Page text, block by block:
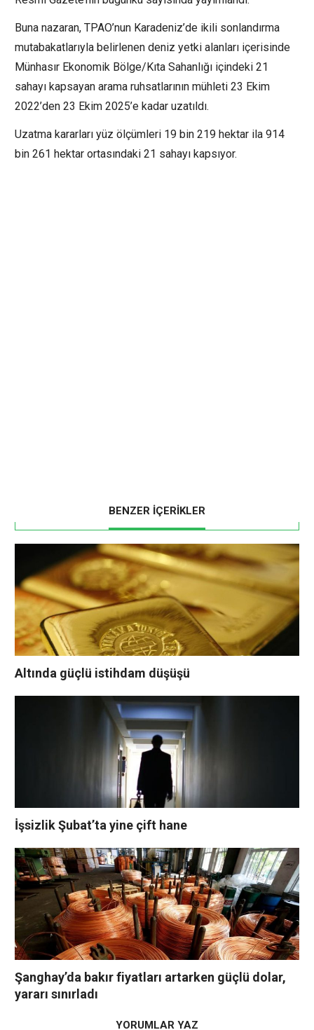
Buna nazaran, TPAO’nun Karadeniz’de ikili sonlandırma
mutabakatlarıyla belirlenen deniz yetki alanları içerisinde
Münhasır Ekonomik Bölge/Kıta Sahanlığı içindeki 21
sahayı kapsayan arama ruhsatlarının mühleti 23 Ekim
2022’den 23 Ekim 2025’e kadar uzatıldı.
Uzatma kararları yüz ölçümleri 19 bin 219 hektar ila 914
bin 261 hektar ortasındaki 21 sahayı kapsıyor.
BENZER İÇERİKLER
Altında güçlü istihdam düşüşü
İşsizlik Şubat’ta yine çift hane
Şanghay’da bakır fiyatları artarken güçlü dolar,
yararı sınırladı
YORUMLAR YAZ